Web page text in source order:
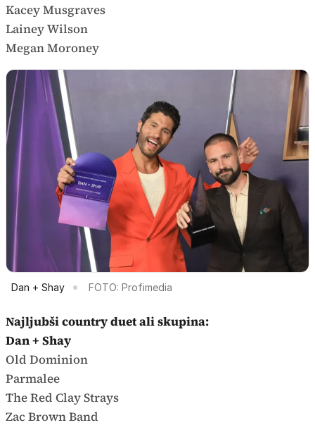
Kacey Musgraves
Lainey Wilson
Megan Moroney
Dan + Shay FOTO: Profimedia
Najljubši country duet ali skupina:
Dan + Shay
Old Dominion
Parmalee
The Red Clay Strays
Zac Brown Band